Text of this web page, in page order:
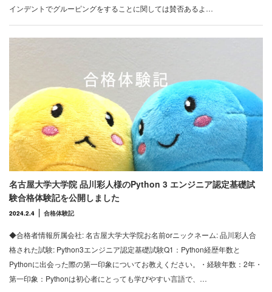
インデントでグルーピングをすることに関しては賛否あるよ…
名古屋大学大学院 品川彩人様のPython 3 エンジニア認定基礎試
験合格体験記を公開しました
2024.2.4 合格体験記
◆合格者情報所属会社: 名古屋大学大学院お名前orニックネーム: 品川彩人合
格された試験: Python3エンジニア認定基礎試験Q1：Python経歴年数と
Pythonに出会った際の第一印象についてお教えください。・経験年数：2年・
第一印象：Pythonは初心者にとっても学びやすい言語で、…